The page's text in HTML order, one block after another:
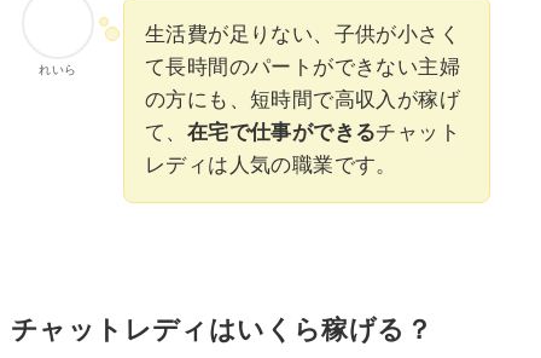
れいら
生活費が足りない、子供が小さく
て長時間のパートができない主婦
の方にも、短時間で高収入が稼げ
て、 在宅で仕事ができるチャット
レディは人気の職業です。
チャットレディはいくら稼げる？